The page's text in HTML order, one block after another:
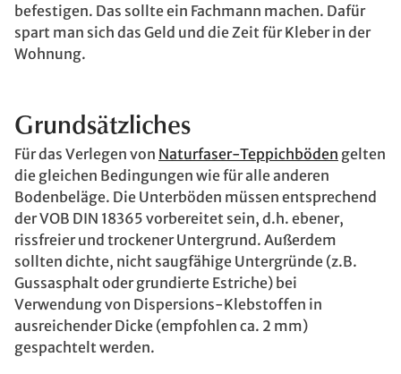
befestigen. Das sollte ein Fachmann machen. Dafür
spart man sich das Geld und die Zeit für Kleber in der
Wohnung.
Grundsätzliches
Für das Verlegen von Naturfaser-Teppichböden gelten
die gleichen Bedingungen wie für alle anderen
Bodenbeläge. Die Unterböden müssen entsprechend
der VOB DIN 18365 vorbereitet sein, d.h. ebener,
rissfreier und trockener Untergrund. Außerdem
sollten dichte, nicht saugfähige Untergründe (z.B.
Gussasphalt oder grundierte Estriche) bei
Verwendung von Dispersions-Klebstoffen in
ausreichender Dicke (empfohlen ca. 2 mm)
gespachtelt werden.